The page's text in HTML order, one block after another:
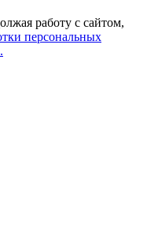
работу с сайтом,
персональных